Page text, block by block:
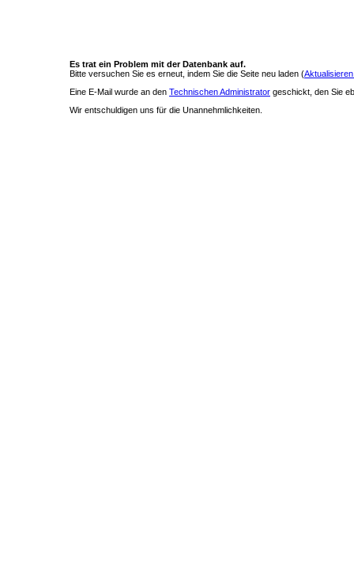
Es trat ein Problem mit der Datenbank auf.
Bitte versuchen Sie es erneut, indem Sie die Seite neu laden (
Eine E-Mail wurde an den Technischen Administrator geschickt, den Sie
Wir entschuldigen uns für die Unannehmlichkeiten.